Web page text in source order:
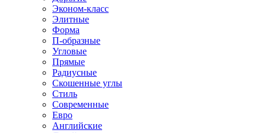
Эконом-класс
Элитные
Форма
П-образные
Угловые
Прямые
Радиусные
Скошенные углы
Стиль
Современные
Евро
Английские